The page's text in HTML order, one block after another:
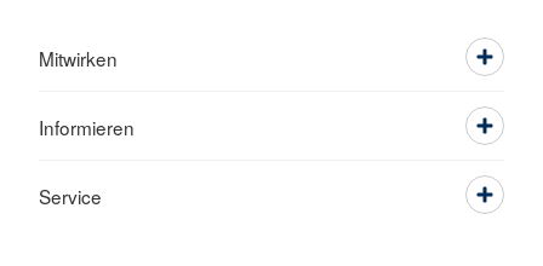
Mitwirken
Informieren
Service